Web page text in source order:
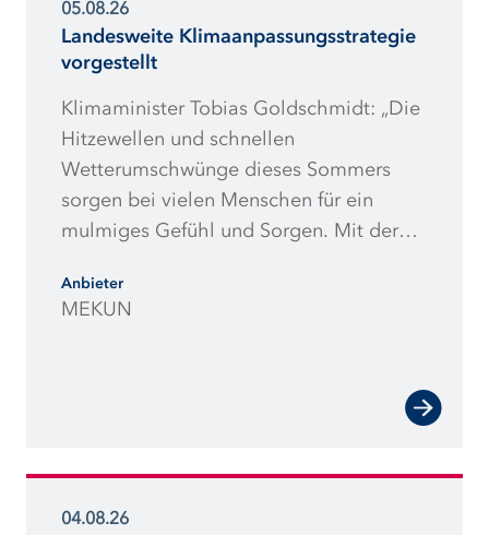
05.08.26
Landesweite Klimaanpassungsstrategie
vorgestellt
Klimaminister Tobias Goldschmidt: „Die
Hitzewellen und schnellen
Wetterumschwünge dieses Sommers
sorgen bei vielen Menschen für ein
mulmiges Gefühl und Sorgen. Mit der
Klimaanpassungsstrategie will die
Anbieter
MEKUN
04.08.26